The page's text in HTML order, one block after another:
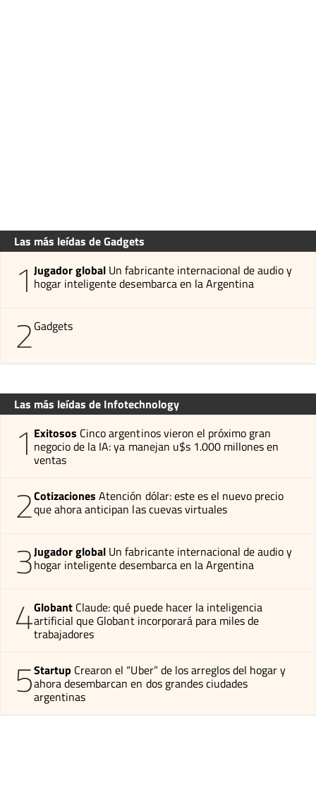
Las más leídas de Gadgets
1 Jugador global Un fabricante internacional de audio y
hogar inteligente desembarca en la Argentina
2Gadgets
Las más leídas de Infotechnology
1 Exitosos Cinco argentinos vieron el próximo gran
negocio de la IA: ya manejan u$s 1.000 millones en
ventas
2Cotizaciones Atención dólar: este es el nuevo precio
que ahora anticipan las cuevas virtuales
3Jugador global Un fabricante internacional de audio y
hogar inteligente desembarca en la Argentina
4Globant Claude: qué puede hacer la inteligencia
artificial que Globant incorporará para miles de
trabajadores
5Startup Crearon el “Uber” de los arreglos del hogar y
ahora desembarcan en dos grandes ciudades
argentinas